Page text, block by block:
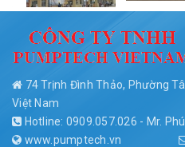
74 Trịnh Đình Thảo, Phường
Việt Nam
Hotline: 0909.057.026 - Mr.
www.pumptech.vn